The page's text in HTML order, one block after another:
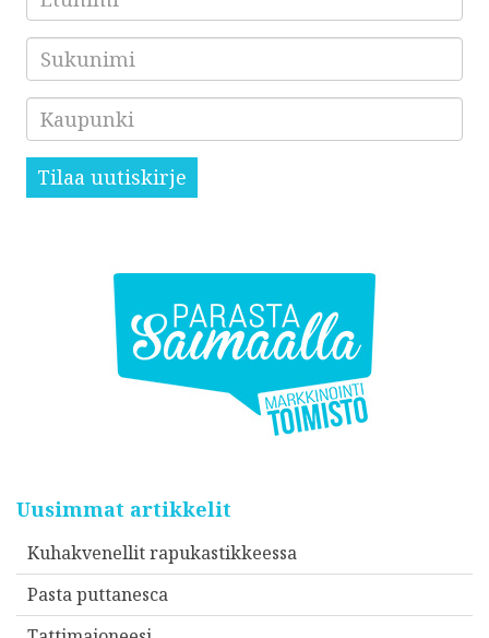
Sukunimi
Kaupunki
Tilaa uutiskirje
Uusimmat artikkelit
Kuhakvenellit rapukastikkeessa
Pasta puttanesca